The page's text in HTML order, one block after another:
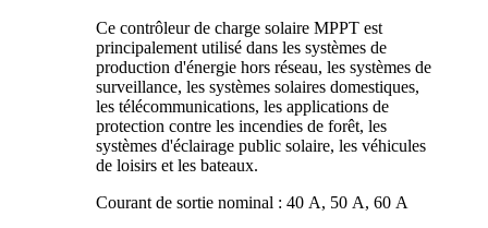
Ce contrôleur de charge solaire MPPT est
principalement utilisé dans les systèmes de
production d'énergie hors réseau, les systèmes de
surveillance, les systèmes solaires domestiques,
les télécommunications, les applications de
protection contre les incendies de forêt, les
systèmes d'éclairage public solaire, les véhicules
de loisirs et les bateaux.
Courant de sortie nominal : 40 A, 50 A, 60 A